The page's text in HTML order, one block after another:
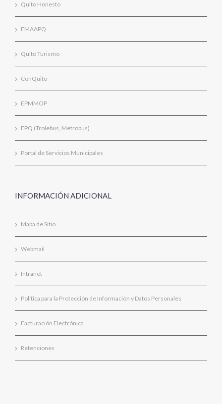
Quito Honesto
EMAAPQ
Quito Turismo
ConQuito
EPMMOP
EPQ (Trolebus, Metrobus)
Portal de Servicios Municipales
INFORMACIÓN ADICIONAL
Mapa de Sitio
Webmail
Intranet
Política para la Protección de Información y Datos Personales
Facturación Electrónica
Retenciones